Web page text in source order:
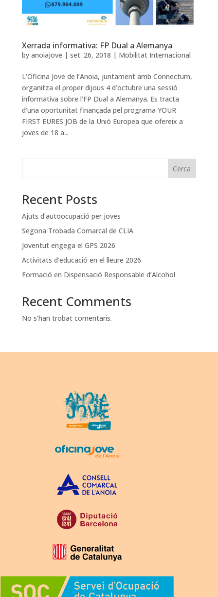
Xerrada informativa: FP Dual a Alemanya
by anoiajove | set. 26, 2018 | Mobilitat Internacional
L’Oficina Jove de l’Anoia, juntament amb Connectum,
organitza el proper dijous 4 d’octubre una sessió
informativa sobre l’FP Dual a Alemanya. Es tracta
d’una oportunitat finançada pel programa YOUR
FIRST EURES JOB de la Unió Europea que ofereix a
joves de 18 a...
Cerca
Recent Posts
Ajuts d’autoocupació per joves
Segona Trobada Comarcal de CLIA
Joventut engega el GPS 2026
Activitats d’educació en el lleure 2026
Formació en Dispensació Responsable d’Alcohol
Recent Comments
No s'han trobat comentaris.